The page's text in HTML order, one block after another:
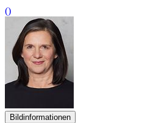
()
Bildinformationen